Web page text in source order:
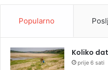
Popularno
Koliko
prije 6 sati